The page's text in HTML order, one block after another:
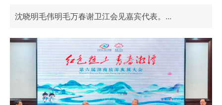
沈晓明毛伟明毛万春谢卫江会见嘉宾代表。...